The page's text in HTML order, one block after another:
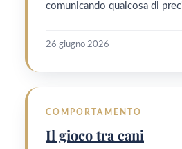
comunicando qualcosa di
26 giugno 2026
COMPORTAMENTO
Il gioco tra cani